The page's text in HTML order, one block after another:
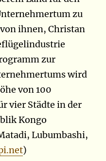
zu
ihnen, Christan
zur
wird
von 100
vier Städte in der
Kongo
Lubumbashi,
)